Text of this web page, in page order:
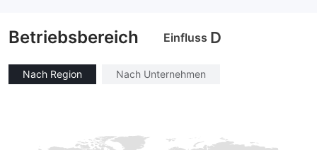
Betriebsbereich Einfluss D
Nach Region Nach Unternehmen